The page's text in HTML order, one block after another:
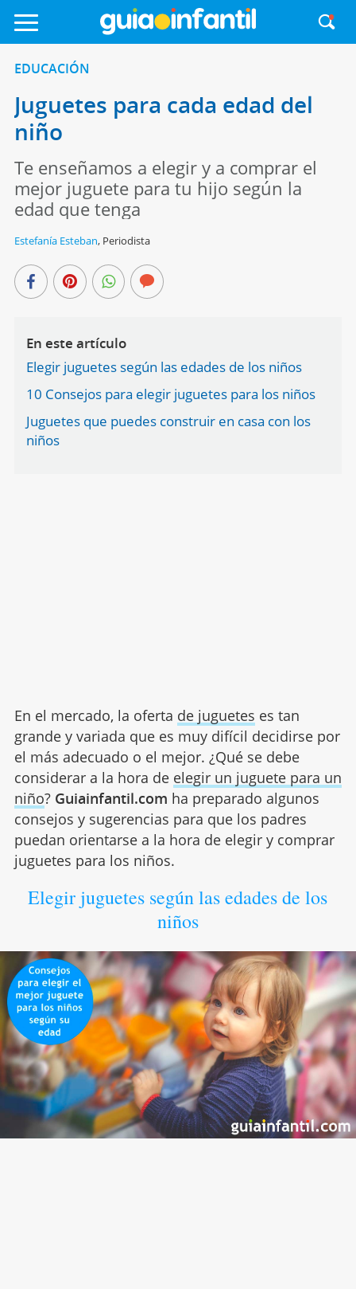
EDUCACIÓN
Juguetes para cada edad del
niño
Te enseñamos a elegir y a comprar el
mejor juguete para tu hijo según la
edad que tenga
Estefanía Esteban, Periodista
En este artículo
Elegir juguetes según las edades de los niños
10 Consejos para elegir juguetes para los niños
Juguetes que puedes construir en casa con los
niños
En el mercado, la oferta de juguetes es tan
grande y variada que es muy difícil decidirse por
el más adecuado o el mejor. ¿Qué se debe
considerar a la hora de elegir un juguete para un
niño? Guiainfantil.com ha preparado algunos
consejos y sugerencias para que los padres
puedan orientarse a la hora de elegir y comprar
juguetes para los niños.
Elegir juguetes según las edades de los
niños